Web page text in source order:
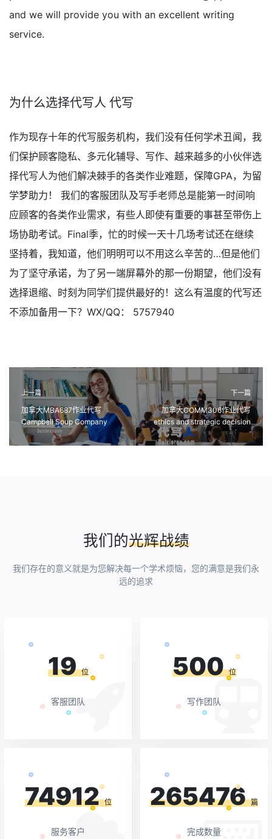
and we will provide you with an excellent writing
service.
为什么选择代写人 代写
作为现存十年的代写服务机构，我们没有任何学术丑闻，我
们保护顾客隐私、多元化辅导、写作、越来越多的小伙伴选
择代写人为他们解决棘手的各类作业难题，保障GPA，为留
学梦助力！ 我们的客服团队及写手老师总是能第一时间响
应顾客的各类作业需求，有些人即使有重要的事甚至带伤上
场协助考试。Final季，忙的时候一天十几场考试还在继续
坚持着，我知道，他们明明可以不用这么辛苦的…但是他们
为了坚守承诺，为了另一端屏幕外的那一份期望，他们没有
选择退缩、时刻为同学们提供最好的！这么有温度的代写还
不添加备用一下？WX/QQ： 5757940
上一篇
加拿大MBA687作业代写
Campbell Soup Company
Case Study课程代写
下一篇
加拿大COMM306作业代写
ethics and strategic decision
making课程代考
我们的光辉战绩
我们存在的意义就是为您解决每一个学术烦恼，您的满意是我们永
远的追求
19 位
客服团队
500 位
写作团队
74912 位
服务客户
265476 篇
完成数量